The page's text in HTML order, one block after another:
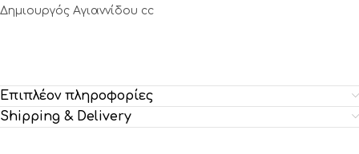
Δημιουργός Αγιαννίδου cc
Επιπλέον πληροφορίες
Shipping & Delivery